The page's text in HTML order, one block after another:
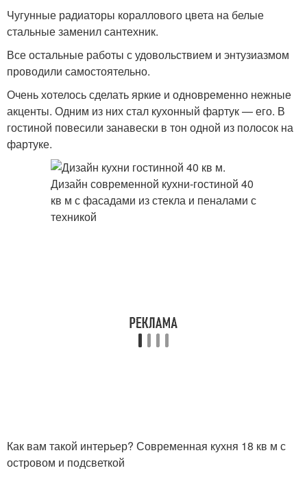
Чугунные радиаторы кораллового цвета на белые
стальные заменил сантехник.
Все остальные работы с удовольствием и энтузиазмом
проводили самостоятельно.
Очень хотелось сделать яркие и одновременно нежные
акценты. Одним из них стал кухонный фартук — его. В
гостиной повесили занавески в тон одной из полосок на
фартуке.
Как вам такой интерьер? Современная кухня 18 кв м с
островом и подсветкой